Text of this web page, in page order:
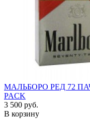
МАЛЬБОРО РЕД 72
PACK
3 500 руб.
В корзину